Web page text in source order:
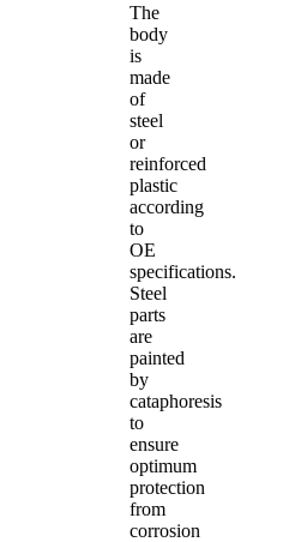
The
body
is
made
of
steel
or
reinforced
plastic
according
to
OE
specifications.
Steel
parts
are
painted
by
cataphoresis
to
ensure
optimum
protection
from
corrosion